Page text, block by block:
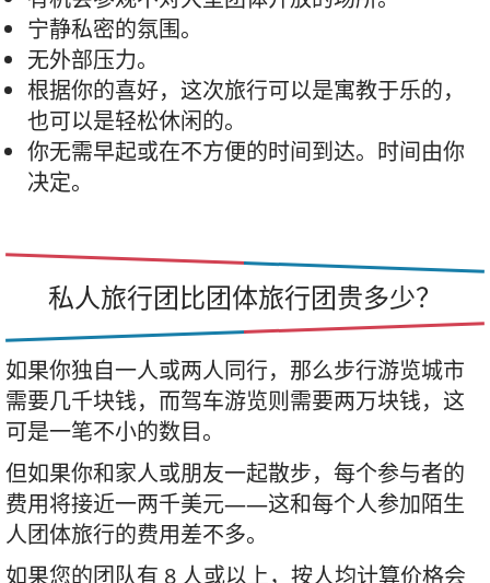
宁静私密的氛围。
无外部压力。
根据你的喜好，这次旅行可以是寓教于乐的，
也可以是轻松休闲的。
你无需早起或在不方便的时间到达。时间由你
决定。
私人旅行团比团体旅行团贵多少？
如果你独自一人或两人同行，那么步行游览城市
需要几千块钱，而驾车游览则需要两万块钱，这
可是一笔不小的数目。
但如果你和家人或朋友一起散步，每个参与者的
费用将接近一两千美元——这和每个人参加陌生
人团体旅行的费用差不多。
如果您的团队有 8 人或以上，按人均计算价格会